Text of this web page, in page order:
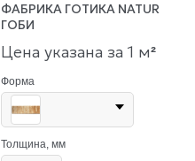
ФАБРИКА ГОТИКА NATUR
ГОБИ
Цена указана за 1 м²
Форма
Толщина, мм